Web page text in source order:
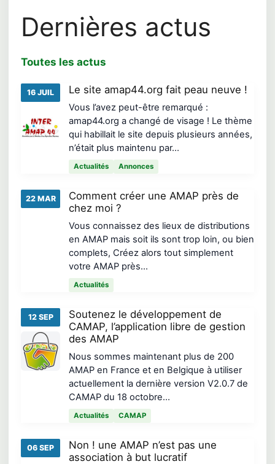
Dernières actus
Toutes les actus
16 JUIL Le site amap44.org fait peau neuve !
Vous l’avez peut-être remarqué :
amap44.org a changé de visage ! Le thème
qui habillait le site depuis plusieurs années,
n’était plus maintenu par…
Actualités Annonces
22 MAR
Comment créer une AMAP près de
chez moi ?
Vous connaissez des lieux de distributions
en AMAP mais soit ils sont trop loin, ou bien
complets, Créez alors tout simplement
votre AMAP près…
Actualités
12 SEP
Soutenez le développement de
CAMAP, l’application libre de gestion
des AMAP
Nous sommes maintenant plus de 200
AMAP en France et en Belgique à utiliser
actuellement la dernière version V2.0.7 de
CAMAP du 18 octobre…
Actualités CAMAP
06 SEP
Non ! une AMAP n’est pas une
association à but lucratif